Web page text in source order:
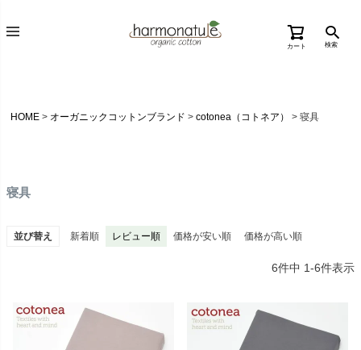
カート 検索
HOME オーガニックコットンブランド cotonea（コトネア） 寝具
寝具
並び替え 新着順 レビュー順 価格が安い順 価格が高い順
6件中 1-6件表示